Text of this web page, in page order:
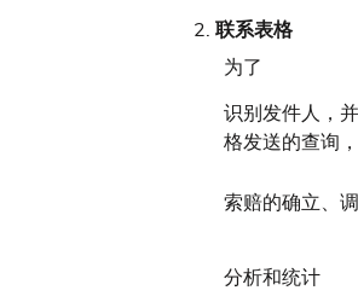
联系表格
为了
识别发件人，
格发送的查询
索赔的确立、
分析和统计